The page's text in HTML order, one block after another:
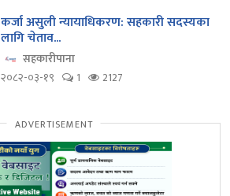
कर्जा असुली न्यायाधिकरण: सहकारी सदस्यका
लागि चेताव...
सहकारीपाना
२०८२-०३-१९
1 2127
ADVERTISEMENT